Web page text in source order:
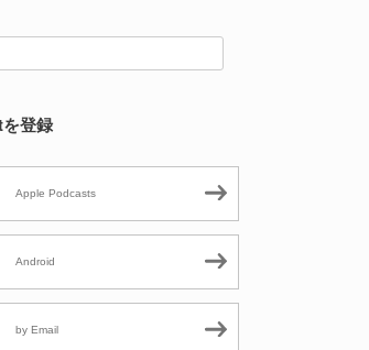
登録
Apple Podcasts
Android
by Email